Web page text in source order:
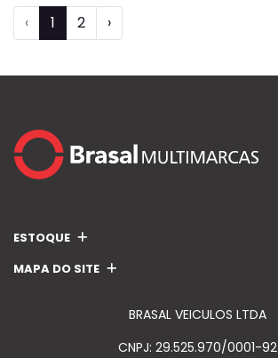
‹ 1 2 ›
ESTOQUE
MAPA DO SITE
BRASAL VEICULOS LTDA
CNPJ: 29.525.970/0001-92